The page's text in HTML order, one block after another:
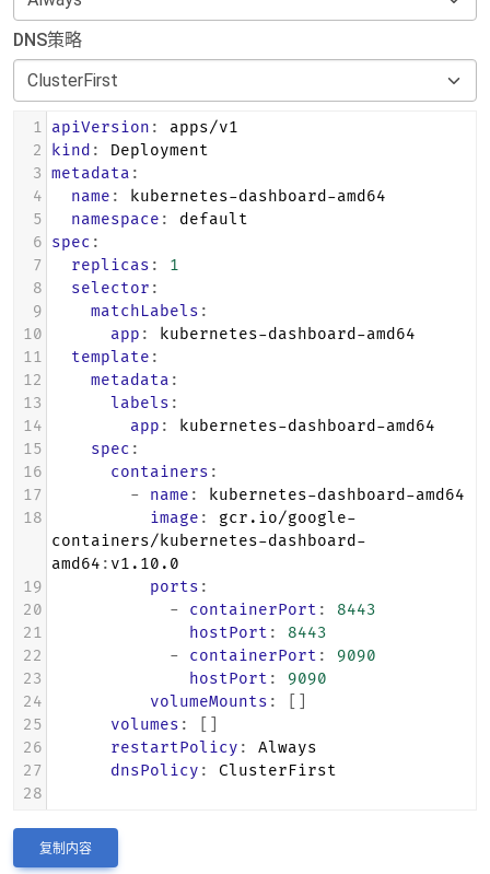
DNS策略
1 apiVersion : apps/v1
2
kind : Deployment
3 metadata :
4
  name
:
kubernetes-dashboard-amd64
5
  namespace
: default
6 spec :
7
  replicas
: 1
8
  selector
:
9
matchLabels :
10
app :
kubernetes-dashboard-amd64
11
  template
:
12
metadata :
13
labels :
14
app :
kubernetes-dashboard-amd64
15
spec :
16
containers :
17
- name :
kubernetes-dashboard-amd64
18
image : gcr.io/google-
containers/kubernetes-dashboard-
amd64 : v1.10.0
19
ports :
20
- containerPort : 8443
21
hostPort : 8443
22
- containerPort : 9090
23
hostPort : 9090
24
volumeMounts : []
25
volumes : []
26
restartPolicy : Always
27
dnsPolicy : ClusterFirst
28
复制内容